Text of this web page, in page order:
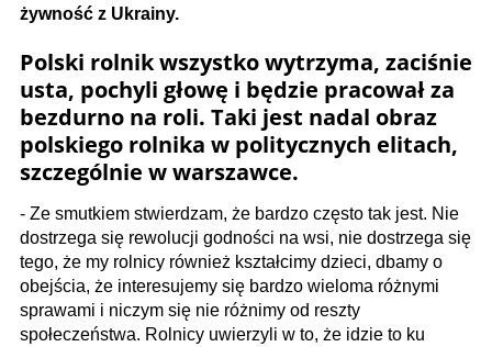
żywność z Ukrainy.
Polski rolnik wszystko wytrzyma, zaciśnie
usta, pochyli głowę i będzie pracował za
bezdurno na roli. Taki jest nadal obraz
polskiego rolnika w politycznych elitach,
szczególnie w warszawce.
- Ze smutkiem stwierdzam, że bardzo często tak jest. Nie
dostrzega się rewolucji godności na wsi, nie dostrzega się
tego, że my rolnicy również kształcimy dzieci, dbamy o
obejścia, że interesujemy się bardzo wieloma różnymi
sprawami i niczym się nie różnimy od reszty
społeczeństwa. Rolnicy uwierzyli w to, że idzie to ku